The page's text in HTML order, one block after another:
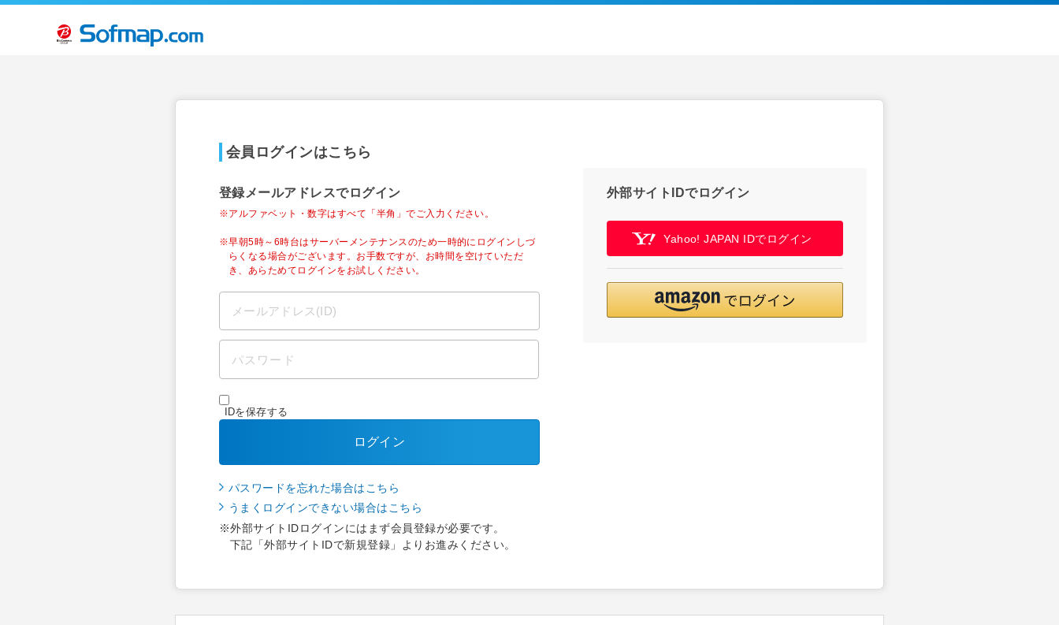
会員ログインはこちら
登録メールアドレスでログイン
※アルファベット・数字はすべて「半角」でご入力ください。
※早朝5時～6時台はサーバーメンテナンスのため一時的にログインしづ
らくなる場合がございます。お手数ですが、お時間を空けていただ
き、あらためてログインをお試しください。
IDを保存する
ログイン
パスワードを忘れた場合はこちら
うまくログインできない場合はこちら
※外部サイトIDログインにはまず会員登録が必要です。
下記「外部サイトIDで新規登録」よりお進みください。
外部サイトIDでログイン
Yahoo! JAPAN IDでログイン